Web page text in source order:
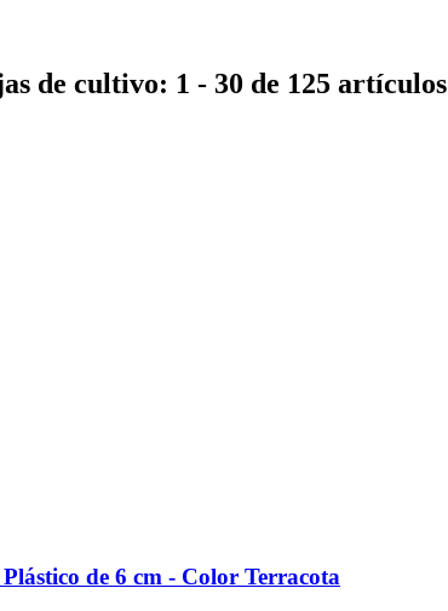
de cultivo: 1 - 30 de 125 artículos
de 6 cm -​ Color Terracota